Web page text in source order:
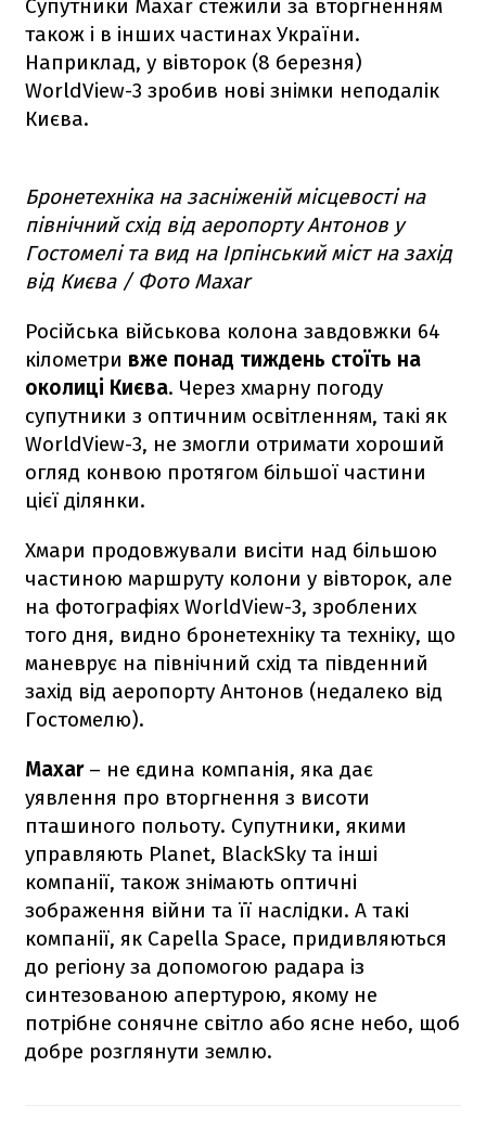
Супутники Maxar стежили за вторгненням
також і в інших частинах України.
Наприклад, у вівторок (8 березня)
WorldView-3 зробив нові знімки неподалік
Києва.
Бронетехніка на засніженій місцевості на
північний схід від аеропорту Антонов у
Гостомелі та вид на Ірпінський міст на захід
від Києва / Фото Maxar
Російська військова колона завдовжки 64
кілометри вже понад тиждень стоїть на
околиці Києва. Через хмарну погоду
супутники з оптичним освітленням, такі як
WorldView-3, не змогли отримати хороший
огляд конвою протягом більшої частини
цієї ділянки.
Хмари продовжували висіти над більшою
частиною маршруту колони у вівторок, але
на фотографіях WorldView-3, зроблених
того дня, видно бронетехніку та техніку, що
маневрує на північний схід та південний
захід від аеропорту Антонов (недалеко від
Гостомелю).
Maxar– не єдина компанія, яка дає
уявлення про вторгнення з висоти
пташиного польоту. Супутники, якими
управляють Planet, BlackSky та інші
компанії, також знімають оптичні
зображення війни та її наслідки. А такі
компанії, як Capella Space, придивляються
до регіону за допомогою радара із
синтезованою апертурою, якому не
потрібне сонячне світло або ясне небо, щоб
добре розглянути землю.